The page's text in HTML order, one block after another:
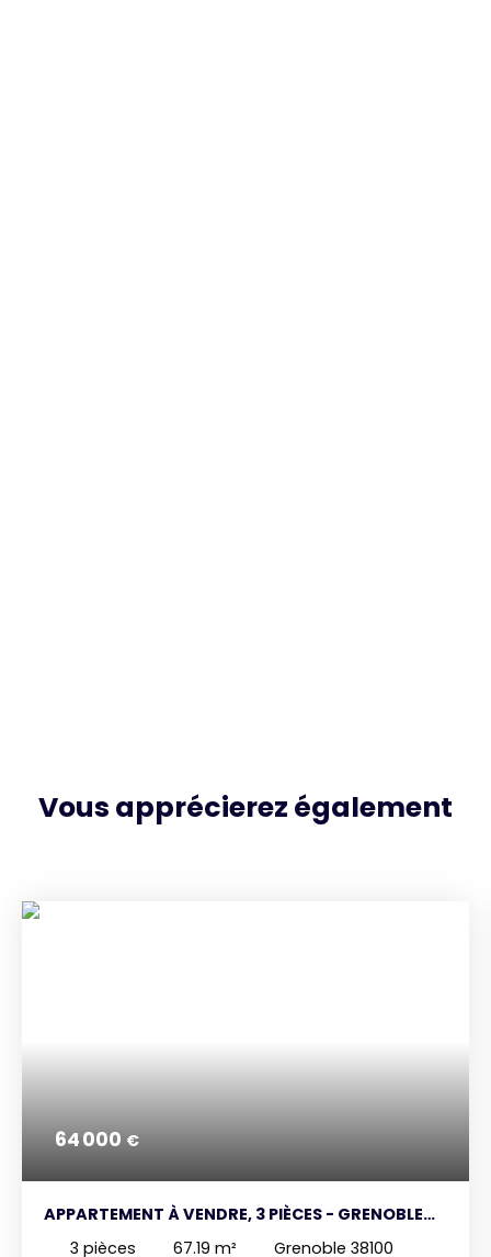
Vous apprécierez également
64 000 €
APPARTEMENT À VENDRE, 3 PIÈCES - GRENOBLE
38100
3 pièces 67.19 m² Grenoble 38100